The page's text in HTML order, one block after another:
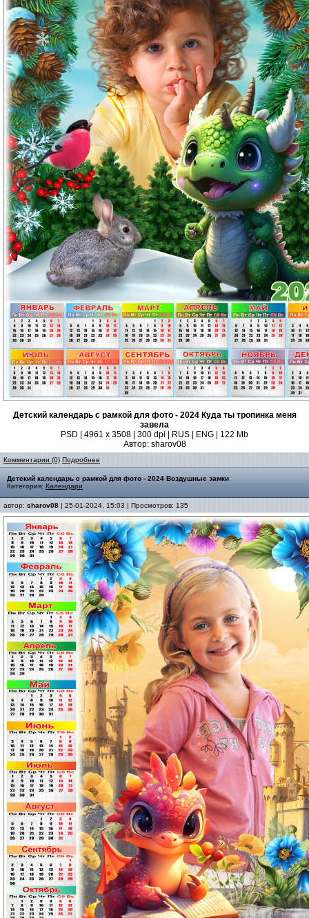
Детский календарь с рамкой для фото - 2024 Куда ты тропинка меня
завела
PSD | 4961 х 3508 | 300 dpi | RUS | ENG | 122 Mb
Автор: sharov08
Комментарии (0) Подробнее
Детский календарь с рамкой для фото - 2024 Воздушные замки
Категория: Календари
автор: sharov08 | 25-01-2024, 15:03 | Просмотров: 135